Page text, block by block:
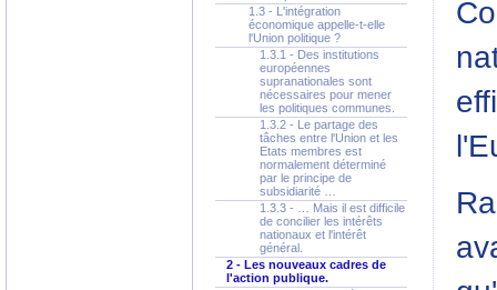
1.3 - L'intégration
économique appelle-t-elle
l'Union politique ?
1.3.1 - Des institutions
européennes
supranationales sont
nécessaires pour mener
les politiques communes.
1.3.2 - Le partage des
tâches entre l'Union et les
Etats membres est
normalement déterminé
par le principe de
subsidiarité …
1.3.3 - … Mais il est difficile
de concilier les intérêts
nationaux et l'intérêt
général.
2 - Les nouveaux cadres de
l'action publique.